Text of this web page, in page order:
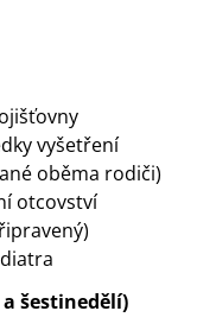
vyšetření
oběma rodiči)
otcovství
a šestinedělí)